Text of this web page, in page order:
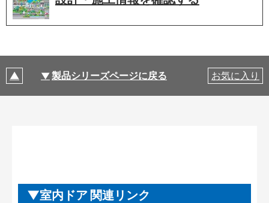
製品シリーズページに戻る お気に入り
室内ドア 関連リンク